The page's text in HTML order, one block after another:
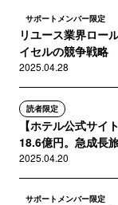
サポートメンバー限定
リユース業界ロー
イセルの競争戦略
2025.04.28
読者限定
【ホテル公式サイ
18.6億円。急成長
2025.04.20
サポートメンバー限定